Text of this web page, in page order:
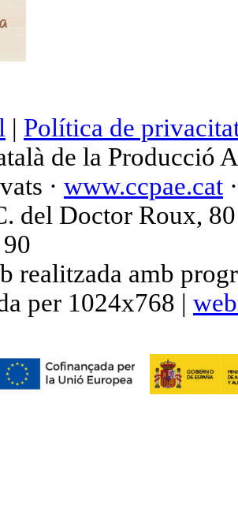
| Política de
de la Producció
· www.ccpae.cat
del Doctor Roux,
realitzada amb
per 1024x768 |